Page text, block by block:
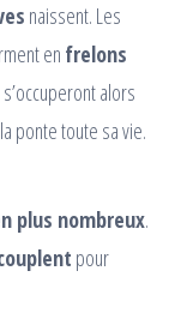
naissent. Les
en frelons
alors
ponte toute sa vie.
plus nombreux.
pour